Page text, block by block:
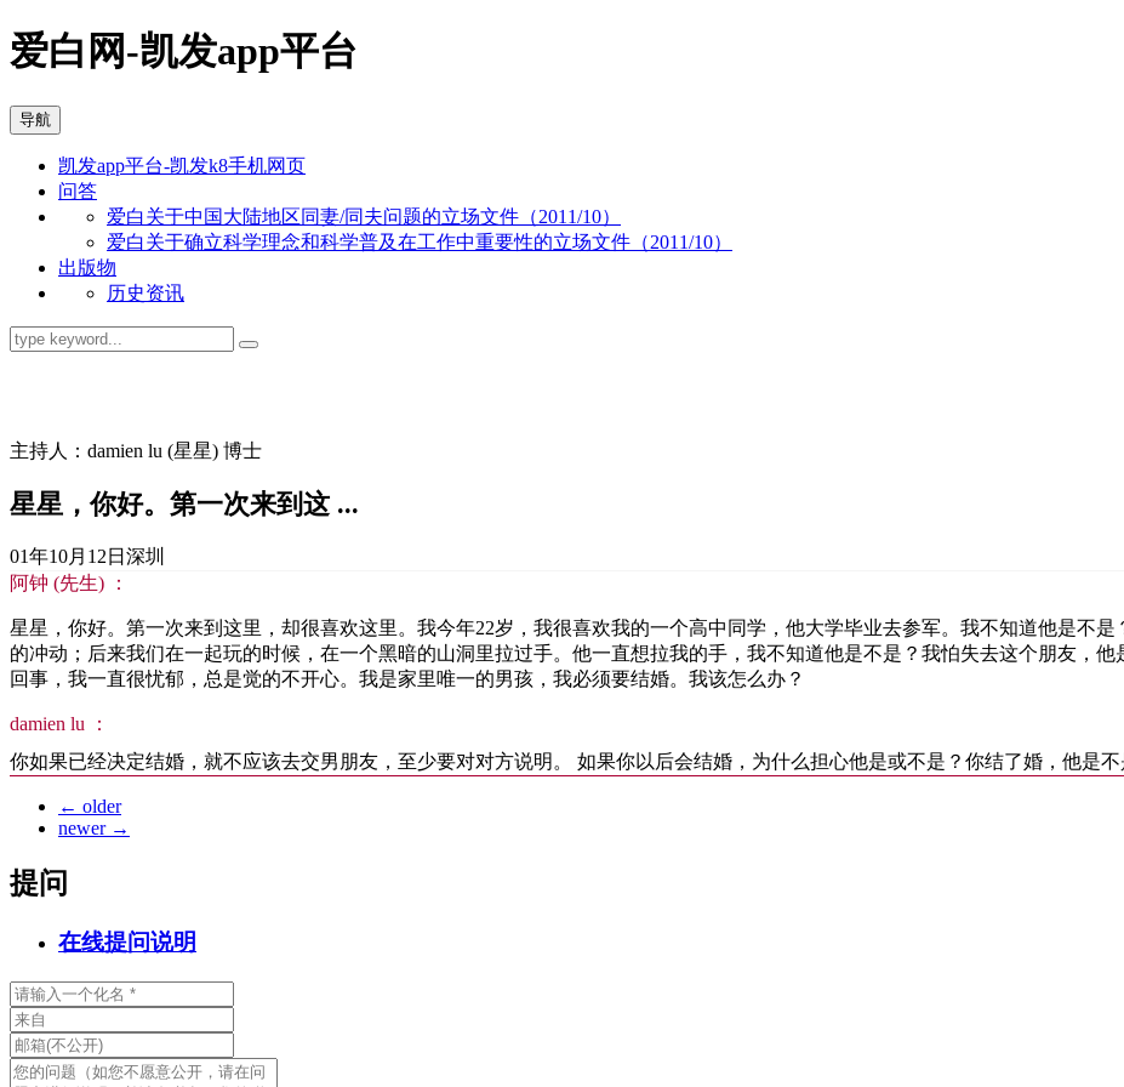
爱白网-凯发app平台
导航
凯发app平台-凯发k8手机网页
问答
爱白关于中国大陆地区同妻/同夫问题的立场文件（2011/10）
爱白关于确立科学理念和科学普及在工作中重要性的立场文件（2011/10）
出版物
历史资讯
主持人：damien lu (星星) 博士
星星，你好。第一次来到这 ...
01年10月12日 深圳
阿钟 (先生) ：
星星，你好。第一次来到这里，却很喜欢这里。我今年22岁，我很喜欢我的一个高中同学，他大学毕业去参军。我不知道他是不
的冲动；后来我们在一起玩的时候，在一个黑暗的山洞里拉过手。他一直想拉我的手，我不知道他是不是？我怕失去这个朋友，
回事，我一直很忧郁，总是觉的不开心。我是家里唯一的男孩，我必须要结婚。我该怎么办？
damien lu ：
你如果已经决定结婚，就不应该去交男朋友，至少要对对方说明。 如果你以后会结婚，为什么担心他是或不是？你结了婚，他是不
← older
newer →
提问
在线提问说明